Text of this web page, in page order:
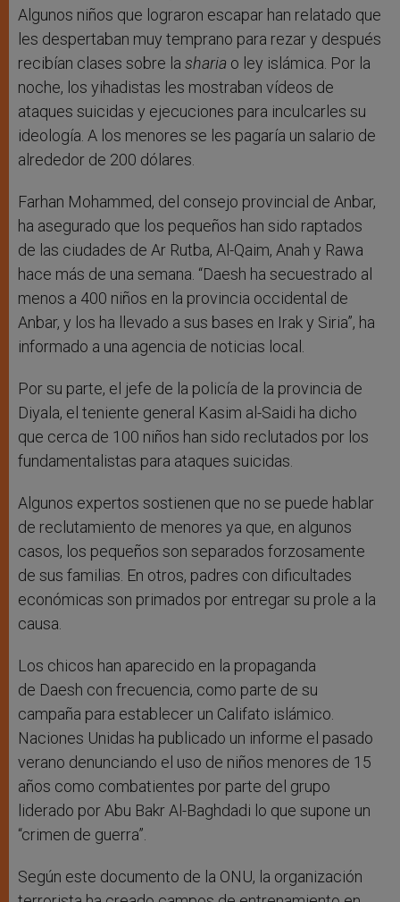
Algunos niños que lograron escapar han relatado que
les despertaban muy temprano para rezar y después
recibían clases sobre la sharia o ley islámica. Por la
noche, los yihadistas les mostraban vídeos de
ataques suicidas y ejecuciones para inculcarles su
ideología. A los menores se les pagaría un salario de
alrededor de 200 dólares.
Farhan Mohammed, del consejo provincial de Anbar,
ha asegurado que los pequeños han sido raptados
de las ciudades de Ar Rutba, Al-Qaim, Anah y Rawa
hace más de una semana. “Daesh ha secuestrado al
menos a 400 niños en la provincia occidental de
Anbar, y los ha llevado a sus bases en Irak y Siria”, ha
informado a una agencia de noticias local.
Por su parte, el jefe de la policía de la provincia de
Diyala, el teniente general Kasim al-Saidi ha dicho
que cerca de 100 niños han sido reclutados por los
fundamentalistas para ataques suicidas.
Algunos expertos sostienen que no se puede hablar
de reclutamiento de menores ya que, en algunos
casos, los pequeños son separados forzosamente
de sus familias. En otros, padres con dificultades
económicas son primados por entregar su prole a la
causa.
Los chicos han aparecido en la propaganda
de Daesh con frecuencia, como parte de su
campaña para establecer un Califato islámico.
Naciones Unidas ha publicado un informe el pasado
verano denunciando el uso de niños menores de 15
años como combatientes por parte del grupo
liderado por Abu Bakr Al-Baghdadi lo que supone un
“crimen de guerra”.
Según este documento de la ONU, la organización